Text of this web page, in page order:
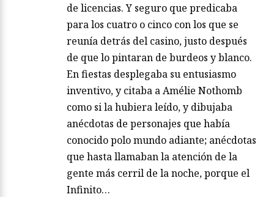
de licencias. Y seguro que predicaba
para los cuatro o cinco con los que se
reunía detrás del casino, justo después
de que lo pintaran de burdeos y blanco.
En fiestas desplegaba su entusiasmo
inventivo, y citaba a Amélie Nothomb
como si la hubiera leído, y dibujaba
anécdotas de personajes que había
conocido polo mundo adiante; anécdotas
que hasta llamaban la atención de la
gente más cerril de la noche, porque el
Infinito…